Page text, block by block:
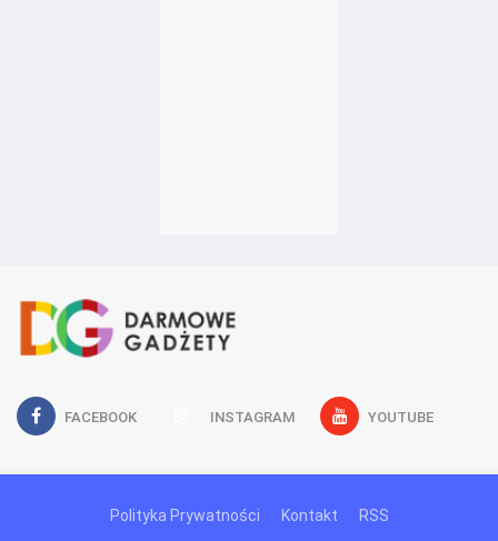
FACEBOOK INSTAGRAM YOUTUBE
Polityka Prywatności Kontakt RSS